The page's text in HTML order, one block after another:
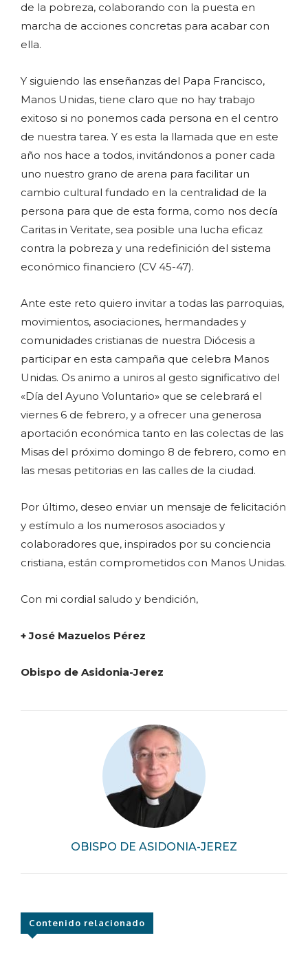
OBISPO DE ASIDONIA-JEREZ
de la pobreza, colaborando con la puesta en
marcha de acciones concretas para acabar con
ella.
Y siguiendo las enseñanzas del Papa Francisco,
Manos Unidas, tiene claro que no hay trabajo
exitoso si no ponemos cada persona en el centro
de nuestra tarea. Y es esta la llamada que en este
año nos hace a todos, invitándonos a poner cada
uno nuestro grano de arena para facilitar un
cambio cultural fundado en la centralidad de la
persona para que de esta forma, como nos decía
Caritas in Veritate, sea posible una lucha eficaz
contra la pobreza y una redefinición del sistema
económico financiero (CV 45-47).
Ante este reto quiero invitar a todas las parroquias,
movimientos, asociaciones, hermandades y
comunidades cristianas de nuestra Diócesis a
participar en esta campaña que celebra Manos
Unidas. Os animo a uniros al gesto significativo del
«Día del Ayuno Voluntario» que se celebrará el
viernes 6 de febrero, y a ofrecer una generosa
aportación económica tanto en las colectas de las
Misas del próximo domingo 8 de febrero, como en
las mesas petitorias en las calles de la ciudad.
Por último, deseo enviar un mensaje de felicitación
y estímulo a los numerosos asociados y
colaboradores que, inspirados por su conciencia
cristiana, están comprometidos con Manos Unidas.
Con mi cordial saludo y bendición,
+ José Mazuelos Pérez
Obispo de Asidonia-Jerez
Contenido relacionado